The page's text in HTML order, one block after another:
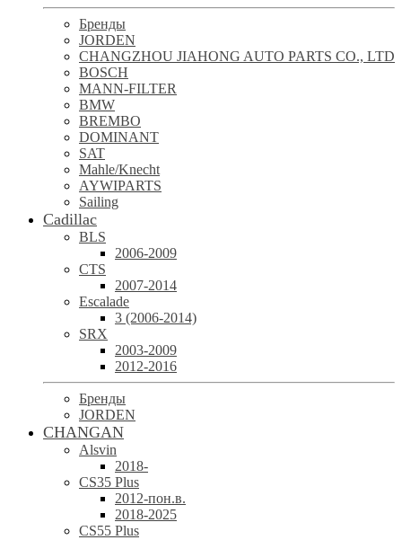
Бренды
JORDEN
CHANGZHOU JIAHONG AUTO PARTS CO., LTD
BOSCH
MANN-FILTER
BMW
BREMBO
DOMINANT
SAT
Mahle/Knecht
AYWIPARTS
Sailing
Cadillac
BLS
2006-2009
CTS
2007-2014
Escalade
3 (2006-2014)
SRX
2003-2009
2012-2016
Бренды
JORDEN
CHANGAN
Alsvin
2018-
CS35 Plus
2012-пон.в.
2018-2025
CS55 Plus